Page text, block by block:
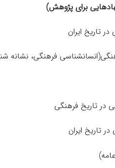
برای پژوهش)
تاریخ ایران
فرهنگی، نشانه
در تاریخ فرهنگی
تاریخ ایران